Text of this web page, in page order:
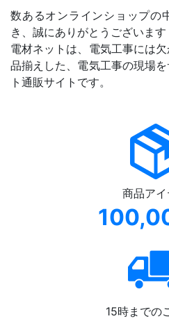
数あるオンラインショップの
き、誠にありがとうございます
電材ネットは、電気工事には
品揃えした、電気工事の現場
ト通販サイトです。
商品ア
15時までの